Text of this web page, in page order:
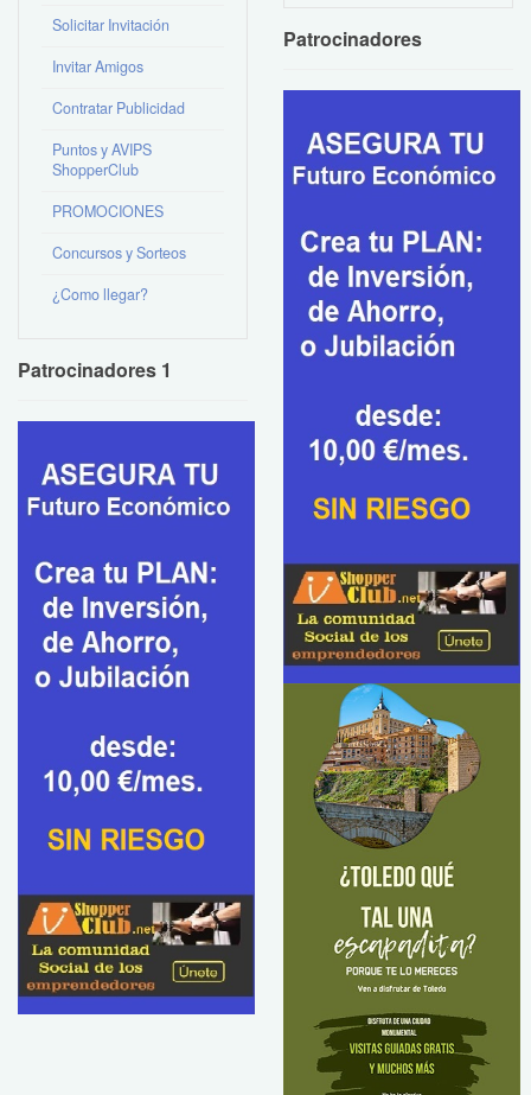
Solicitar Invitación
Invitar Amigos
Contratar Publicidad
Puntos y AVIPS
ShopperClub
PROMOCIONES
Concursos y Sorteos
¿Como llegar?
Patrocinadores 1
Patrocinadores